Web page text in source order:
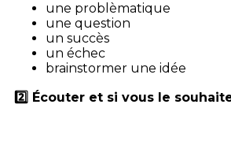
une problèmatique
une question
un succès
un échec
brainstormer une idée
2️⃣ Écouter et si vous le